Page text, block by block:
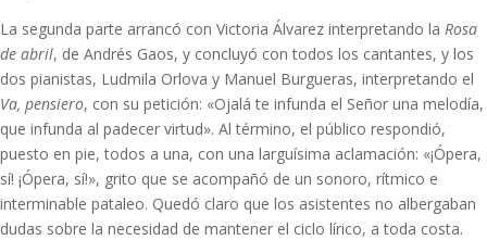
La segunda parte arrancó con Victoria Álvarez interpretando la Rosa
de abril, de Andrés Gaos, y concluyó con todos los cantantes, y los
dos pianistas, Ludmila Orlova y Manuel Burgueras, interpretando el
Va, pensiero, con su petición: «Ojalá te infunda el Señor una melodía,
que infunda al padecer virtud». Al término, el público respondió,
puesto en pie, todos a una, con una larguísima aclamación: «¡Ópera,
sí! ¡Ópera, sí!», grito que se acompañó de un sonoro, rítmico e
interminable pataleo. Quedó claro que los asistentes no albergaban
dudas sobre la necesidad de mantener el ciclo lírico, a toda costa.